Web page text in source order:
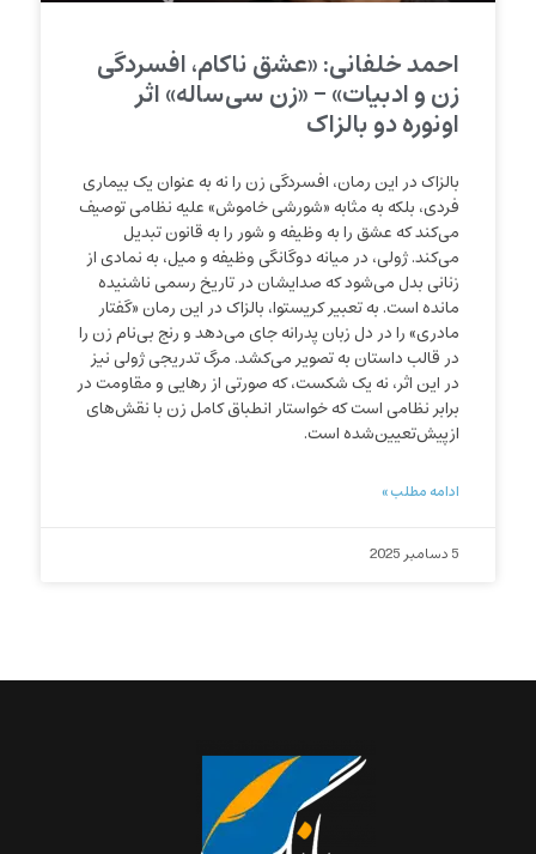
احمد خلفانی: «عشق ناکام، افسردگی
زن و ادبیات» – «زن ‌سی‌ساله» اثر
اونوره دو بالزاک
بالزاک در این رمان، افسردگی زن را نه به عنوان یک بیماری
فردی، بلکه به مثابه «شورشی خاموش» علیه نظامی توصیف
می‌کند که عشق را به وظیفه و شور را به قانون تبدیل
می‌کند. ژولی، در میانه دوگانگی وظیفه و میل، به نمادی از
زنانی بدل می‌شود که صدایشان در تاریخ رسمی ناشنیده
مانده است. به تعبیر کریستوا، بالزاک در این رمان «گفتار
مادری» را در دل زبان پدرانه جای می‌دهد و رنج بی‌نام زن را
در قالب داستان به تصویر می‌کشد. مرگ تدریجی ژولی نیز
در این اثر، نه یک شکست، که صورتی از رهایی و مقاومت در
برابر نظامی است که خواستار انطباق کامل زن با نقش‌های
ازپیش‌تعیین‌شده است.
ادامه مطلب »
5 دسامبر 2025